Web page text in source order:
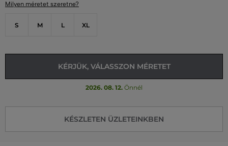
Milyen méretet szeretne?
S M L XL
KÉRJÜK, VÁLASSZON MÉRETET
2026. 08. 12. Önnél
KÉSZLETEN ÜZLETEINKBEN